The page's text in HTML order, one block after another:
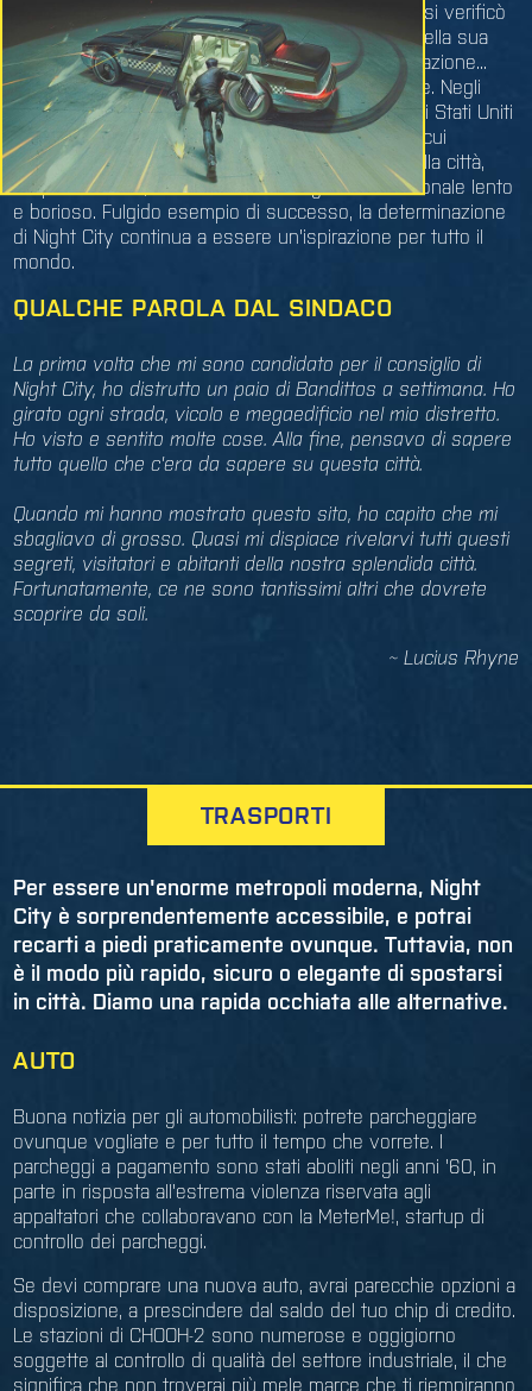
intenzionati a sabotare la visione di Night, e così si verificò
l'impensabile: Richard Night venne assassinato nella sua
abitazione da ignoti assalitori. Tuttavia, la sua creazione...
rinominata "Night City" in suo onore... sopravvisse. Negli
anni che seguirono, Night City rifiutò il giogo degli Stati Uniti
e affrontò abilmente catastrofi inimmaginabili, tra cui
un'esplosione nucleare che distrusse il cuore della città,
Corporate Plaza, senza l'aiuto di un governo nazionale lento
e borioso. Fulgido esempio di successo, la determinazione
di Night City continua a essere un'ispirazione per tutto il
mondo.
QUALCHE PAROLA DAL SINDACO
La prima volta che mi sono candidato per il consiglio di
Night City, ho distrutto un paio di Bandittos a settimana. Ho
girato ogni strada, vicolo e megaedificio nel mio distretto.
Ho visto e sentito molte cose. Alla fine, pensavo di sapere
tutto quello che c'era da sapere su questa città.
Quando mi hanno mostrato questo sito, ho capito che mi
sbagliavo di grosso. Quasi mi dispiace rivelarvi tutti questi
segreti, visitatori e abitanti della nostra splendida città.
Fortunatamente, ce ne sono tantissimi altri che dovrete
scoprire da soli.
~ Lucius Rhyne
TRASPORTI
Per essere un'enorme metropoli moderna, Night
City è sorprendentemente accessibile, e potrai
recarti a piedi praticamente ovunque. Tuttavia, non
è il modo più rapido, sicuro o elegante di spostarsi
in città. Diamo una rapida occhiata alle alternative.
AUTO
Buona notizia per gli automobilisti: potrete parcheggiare
ovunque vogliate e per tutto il tempo che vorrete. I
parcheggi a pagamento sono stati aboliti negli anni '60, in
parte in risposta all'estrema violenza riservata agli
appaltatori che collaboravano con la MeterMe!, startup di
controllo dei parcheggi.
Se devi comprare una nuova auto, avrai parecchie opzioni a
disposizione, a prescindere dal saldo del tuo chip di credito.
Le stazioni di CHOOH-2 sono numerose e oggigiorno
soggette al controllo di qualità del settore industriale, il che
significa che non troverai più mele marce che ti riempiranno